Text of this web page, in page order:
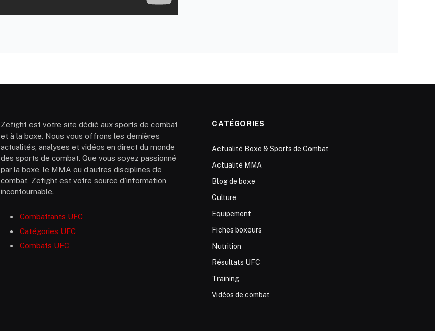
Zefight est votre site dédié aux sports de combat
et à la boxe. Nous vous offrons les dernières
actualités, analyses et vidéos en direct du monde
des sports de combat. Que vous soyez passionné
par la boxe, le MMA ou d’autres disciplines de
combat, Zefight est votre source d’information
incontournable.
Combattants UFC
Catégories UFC
Combats UFC
CATÉGORIES
Actualité Boxe & Sports de Combat
Actualité MMA
Blog de boxe
Culture
Equipement
Fiches boxeurs
Nutrition
Résultats UFC
Training
Vidéos de combat